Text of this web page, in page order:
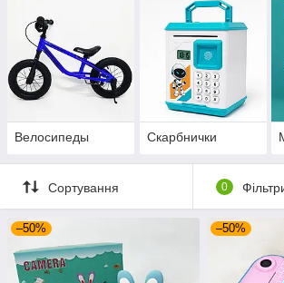
Велосипеды Скарбнички
Сортування 0
–50% –50%